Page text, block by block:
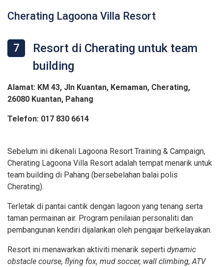
Cherating Lagoona Villa Resort
7
Resort di Cherating untuk team
building
Alamat: KM 43, Jln Kuantan, Kemaman, Cherating,
26080 Kuantan, Pahang
Telefon: 017 830 6614
Sebelum ini dikenali Lagoona Resort Training & Campaign,
Cherating Lagoona Villa Resort adalah tempat menarik untuk
team building di Pahang (bersebelahan balai polis
Cherating).
Terletak di pantai cantik dengan lagoon yang tenang serta
taman permainan air. Program penilaian personaliti dan
pembangunan kendiri dijalankan oleh pengajar berkelayakan.
Resort ini menawarkan aktiviti menarik seperti dynamic
obstacle course, flying fox, mud soccer, wall climbing, ATV